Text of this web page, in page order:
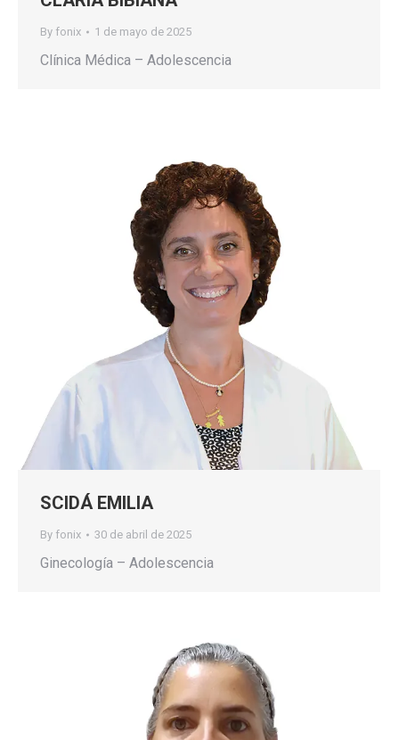
By fonix 1 de mayo de 2025
Clínica Médica – Adolescencia
SCIDÁ EMILIA
By fonix 30 de abril de 2025
Ginecología – Adolescencia